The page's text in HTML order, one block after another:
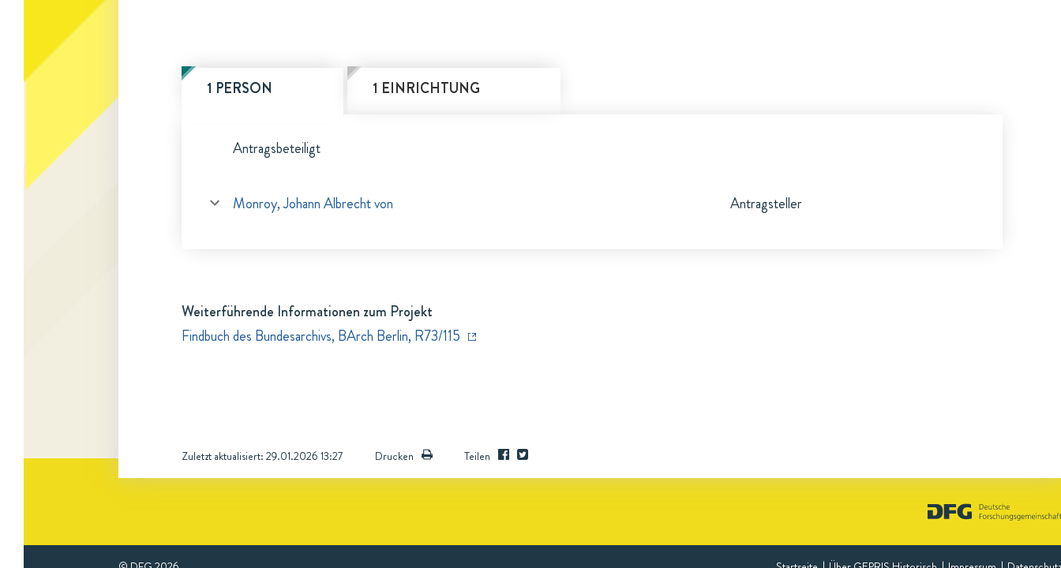
1 PERSON 1 EINRICHTUNG
Antragsbeteiligt
Monroy, Johann Albrecht von Antragsteller
Weiterführende Informationen zum Projekt
Findbuch des Bundesarchivs, BArch Berlin, R73/115
Zuletzt aktualisiert: 29.01.2026 13:27 Drucken Teilen